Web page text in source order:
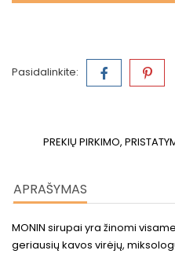
Pasidalinkite:
PREKIŲ PIRKIMO,
APRAŠYMAS
MONIN sirupai yra žinomi
geriausių kavos virėjų,